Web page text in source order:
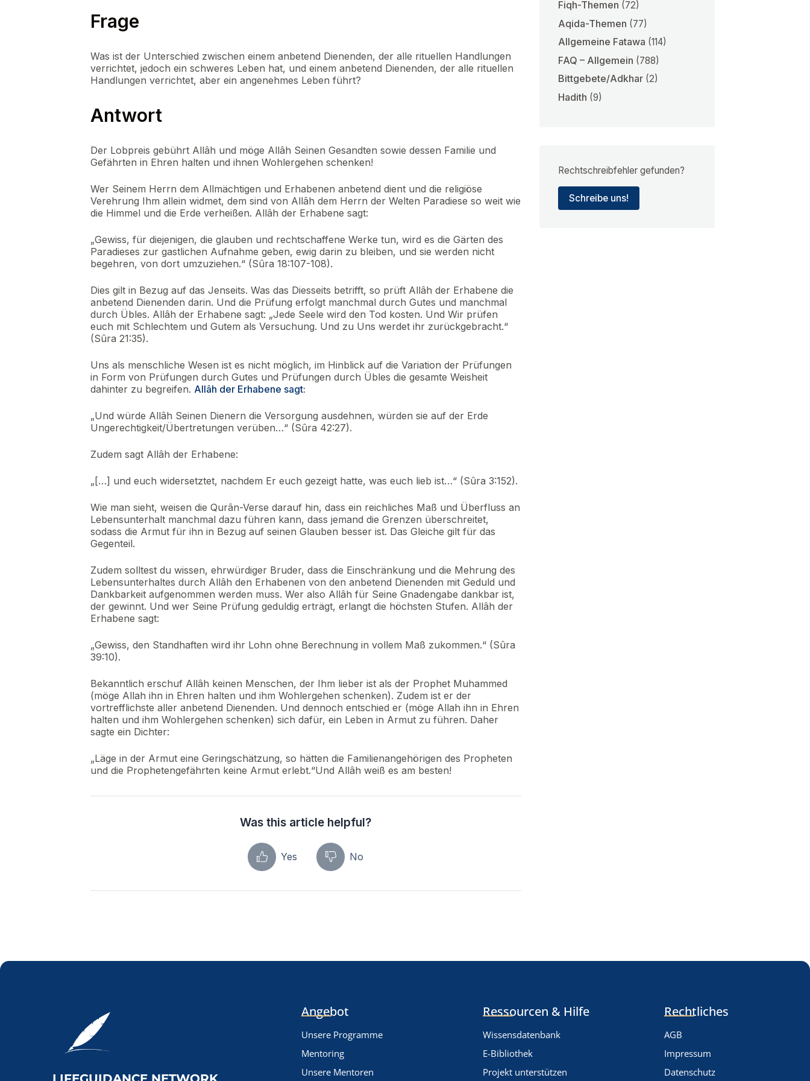
Frage
Was ist der Unterschied zwischen einem anbetend Dienenden, der alle rituellen Handlungen
verrichtet, jedoch ein schweres Leben hat, und einem anbetend Dienenden, der alle rituellen
Handlungen verrichtet, aber ein angenehmes Leben führt?
Antwort
Der Lobpreis gebührt Allâh und möge Allâh Seinen Gesandten sowie dessen Familie und
Gefährten in Ehren halten und ihnen Wohlergehen schenken!
Wer Seinem Herrn dem Allmächtigen und Erhabenen anbetend dient und die religiöse
Verehrung Ihm allein widmet, dem sind von Allâh dem Herrn der Welten Paradiese so weit wie
die Himmel und die Erde verheißen. Allâh der Erhabene sagt:
„Gewiss, für diejenigen, die glauben und rechtschaffene Werke tun, wird es die Gärten des
Paradieses zur gastlichen Aufnahme geben, ewig darin zu bleiben, und sie werden nicht
begehren, von dort umzuziehen.“ (Sûra 18:107-108).
Dies gilt in Bezug auf das Jenseits. Was das Diesseits betrifft, so prüft Allâh der Erhabene die
anbetend Dienenden darin. Und die Prüfung erfolgt manchmal durch Gutes und manchmal
durch Übles. Allâh der Erhabene sagt: „Jede Seele wird den Tod kosten. Und Wir prüfen
euch mit Schlechtem und Gutem als Versuchung. Und zu Uns werdet ihr zurückgebracht.“
(Sûra 21:35).
Uns als menschliche Wesen ist es nicht möglich, im Hinblick auf die Variation der Prüfungen
in Form von Prüfungen durch Gutes und Prüfungen durch Übles die gesamte Weisheit
dahinter zu begreifen. Allâh der Erhabene sagt:
„Und würde Allâh Seinen Dienern die Versorgung ausdehnen, würden sie auf der Erde
Ungerechtigkeit/Übertretungen verüben…“ (Sûra 42:27).
Zudem sagt Allâh der Erhabene:
„[…] und euch widersetztet, nachdem Er euch gezeigt hatte, was euch lieb ist…“ (Sûra 3:152).
Wie man sieht, weisen die Qurân-Verse darauf hin, dass ein reichliches Maß und Überfluss an
Lebensunterhalt manchmal dazu führen kann, dass jemand die Grenzen überschreitet,
sodass die Armut für ihn in Bezug auf seinen Glauben besser ist. Das Gleiche gilt für das
Gegenteil.
Zudem solltest du wissen, ehrwürdiger Bruder, dass die Einschränkung und die Mehrung des
Lebensunterhaltes durch Allâh den Erhabenen von den anbetend Dienenden mit Geduld und
Dankbarkeit aufgenommen werden muss. Wer also Allâh für Seine Gnadengabe dankbar ist,
der gewinnt. Und wer Seine Prüfung geduldig erträgt, erlangt die höchsten Stufen. Allâh der
Erhabene sagt:
„Gewiss, den Standhaften wird ihr Lohn ohne Berechnung in vollem Maß zukommen.“ (Sûra
39:10).
Bekanntlich erschuf Allâh keinen Menschen, der Ihm lieber ist als der Prophet Muhammed
(möge Allah ihn in Ehren halten und ihm Wohlergehen schenken). Zudem ist er der
vortrefflichste aller anbetend Dienenden. Und dennoch entschied er (möge Allah ihn in Ehren
halten und ihm Wohlergehen schenken) sich dafür, ein Leben in Armut zu führen. Daher
sagte ein Dichter:
„Läge in der Armut eine Geringschätzung, so hätten die Familienangehörigen des Propheten
und die Prophetengefährten keine Armut erlebt.“Und Allâh weiß es am besten!
Was this article helpful?
Yes No
Fiqh-Themen (72)
Aqida-Themen (77)
Allgemeine Fatawa (114)
FAQ – Allgemein (788)
Bittgebete/Adkhar(2)
Hadith (9)
Rechtschreibfehler gefunden?
Schreibe uns!
Angebot
Unsere Programme
Mentoring
Unsere Mentoren
Ressourcen & Hilfe
Wissensdatenbank
E-Bibliothek
Projekt unterstützen
Rechtliches
AGB
Impressum
Datenschutz